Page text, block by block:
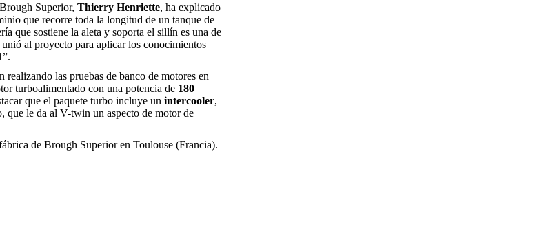
Superior, Thierry Henriette, ha explicado
que recorre toda la longitud de un tanque de
que sostiene la aleta y soporta el sillín es una de
al proyecto para aplicar los conocimientos
realizando las pruebas de banco de motores en
turboalimentado con una potencia de 180
que el paquete turbo incluye un intercooler,
que le da al V-twin un aspecto de motor de
de Brough Superior en Toulouse (Francia).